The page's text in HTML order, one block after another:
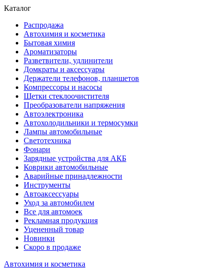
Каталог
Распродажа
Автохимия и косметика
Бытовая химия
Ароматизаторы
Разветвители, удлинители
Домкраты и аксессуары
Держатели телефонов, планшетов
Компрессоры и насосы
Щетки стеклоочистителя
Преобразователи напряжения
Автоэлектроника
Автохолодильники и термосумки
Лампы автомобильные
Светотехника
Фонари
Зарядные устройства для АКБ
Коврики автомобильные
Аварийные принадлежности
Инструменты
Автоаксессуары
Уход за автомобилем
Все для автомоек
Рекламная продукция
Уцененный товар
Новинки
Скоро в продаже
Автохимия и косметика